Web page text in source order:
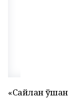
«Сайлан